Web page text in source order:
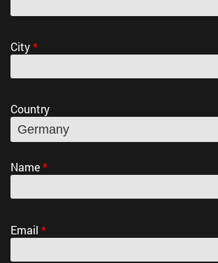
City*
Country
Name*
Email *